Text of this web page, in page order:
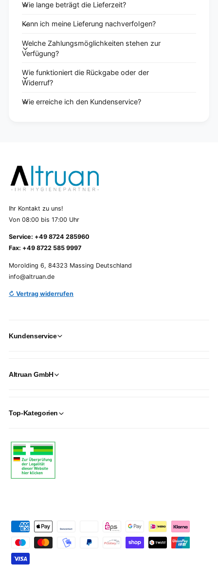
Wie lange beträgt die Lieferzeit?
Kann ich meine Lieferung nachverfolgen?
Welche Zahlungsmöglichkeiten stehen zur
Verfügung?
Wie funktioniert die Rückgabe oder der
Widerruf?
Wie erreiche ich den Kundenservice?
Ihr Kontakt zu uns!
Von 08:00 bis 17:00 Uhr
Service: +49 8724 285960
Fax: +49 8722 585 9997
Morolding 6, 84323 Massing Deutschland
info@altruan.de
↻ Vertrag widerrufen
Kundenservice
Altruan GmbH
Top-Kategorien
m